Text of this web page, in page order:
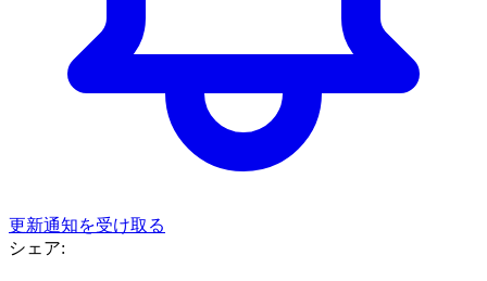
更新通知を受け取る
シェア: